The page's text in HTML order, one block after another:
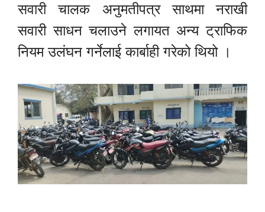
सवारी चालक अनुमतीपत्र साथमा नराखी
सवारी साधन चलाउने लगायत अन्य ट्राफिक
नियम उलंघन गर्नेलाई कार्बाही गरेको थियो ।